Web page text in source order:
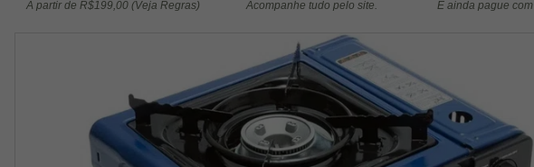
À partir de R$199,00 (Veja Regras) Acompanhe tudo pelo site. E ainda pague